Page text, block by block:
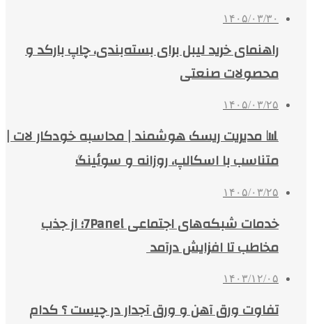
۱۴۰۵/۰۳/۳۰
راهنمای خرید لیبل برای بسته‌بندی، چاپ بارکد و
محصولات صنعتی
۱۴۰۵/۰۳/۲۵
📊 مدیریت ریسک هوشمند | محاسبه خودکار لات |
متناسب با اسکالپ، روزانه و سوئینگ
۱۴۰۵/۰۳/۲۵
خدمات شبکه‌های اجتماعی 7Panel؛ از جذب
مخاطب تا افزایش درآمد
۱۴۰۳/۱۲/۰۵
تفاوت ورق آهن و ورق آجدار در چیست ؟ کدام